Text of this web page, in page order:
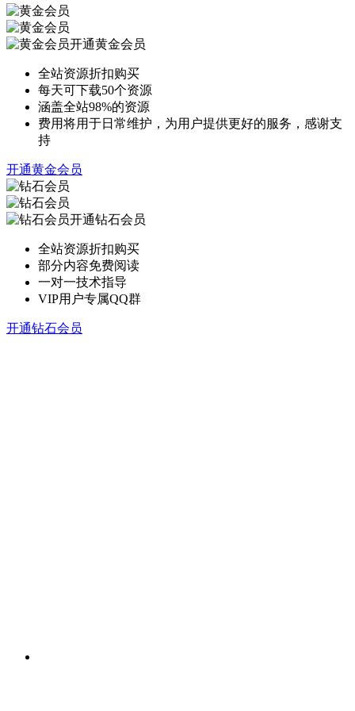
开通黄金会员
全站资源折扣购买
每天可下载50个资源
涵盖全站98%的资源
费用将用于日常维护，为用户提供更好的服务，感谢支
持
开通黄金会员
开通钻石会员
全站资源折扣购买
部分内容免费阅读
一对一技术指导
VIP用户专属QQ群
开通钻石会员